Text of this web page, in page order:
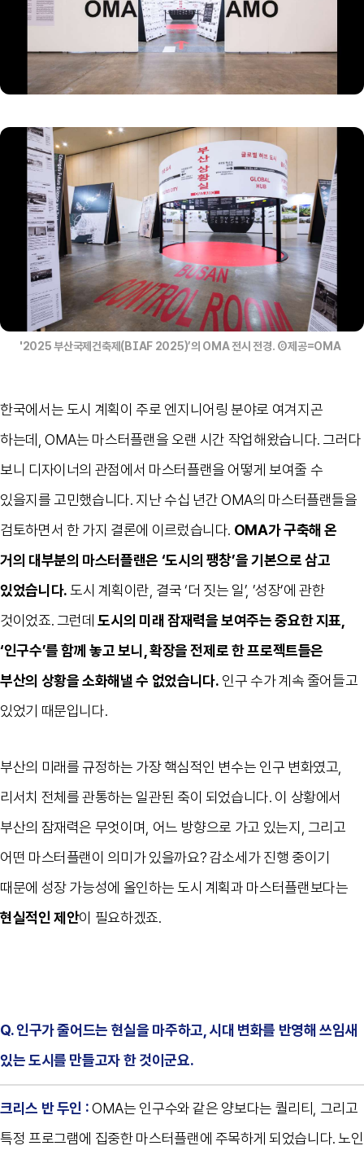
'2025 부산국제건축제(BIAF 2025)’의 OMA 전시 전경. Ⓒ제공=OMA
한국에서는 도시 계획이 주로 엔지니어링 분야로 여겨지곤
하는데, OMA는 마스터플랜을 오랜 시간 작업해왔습니다. 그러다
보니 디자이너의 관점에서 마스터플랜을 어떻게 보여줄 수
있을지를 고민했습니다. 지난 수십 년간 OMA의 마스터플랜들을
검토하면서 한 가지 결론에 이르렀습니다. OMA가 구축해 온
거의 대부분의 마스터플랜은 ‘도시의 팽창’을 기본으로 삼고
있었습니다.도시 계획이란, 결국 ‘더 짓는 일’, ’성장’에 관한
것이었죠. 그런데도시의 미래 잠재력을 보여주는 중요한 지표,
‘인구수’를 함께 놓고 보니, 확장을 전제로 한 프로젝트들은
부산의 상황을 소화해낼 수 없었습니다. 인구 수가 계속 줄어들고
있었기 때문입니다.
부산의 미래를 규정하는 가장 핵심적인 변수는 인구 변화였고,
리서치 전체를 관통하는 일관된 축이 되었습니다. 이 상황에서
부산의 잠재력은 무엇이며, 어느 방향으로 가고 있는지, 그리고
어떤 마스터플랜이 의미가 있을까요? 감소세가 진행 중이기
때문에 성장 가능성에 올인하는 도시 계획과 마스터플랜보다는
현실적인 제안이 필요하겠죠.
Q. 인구가 줄어드는 현실을 마주하고, 시대 변화를 반영해 쓰임새
있는 도시를 만들고자 한 것이군요.
크리스 반 두인 :OMA는 인구수와 같은 양보다는 퀄리티, 그리고
특정 프로그램에 집중한 마스터플랜에 주목하게 되었습니다. 노인